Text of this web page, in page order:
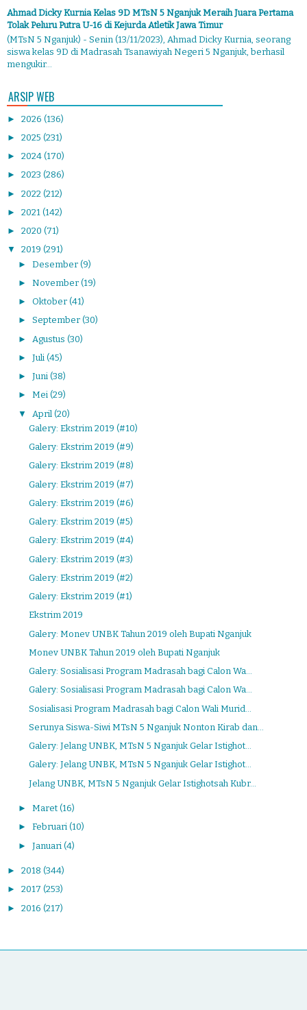
Ahmad Dicky Kurnia Kelas 9D MTsN 5 Nganjuk Meraih Juara Pertama
Tolak Peluru Putra U-16 di Kejurda Atletik Jawa Timur
(MTsN 5 Nganjuk) - Senin (13/11/2023), Ahmad Dicky Kurnia, seorang
siswa kelas 9D di Madrasah Tsanawiyah Negeri 5 Nganjuk, berhasil
mengukir...
ARSIP WEB
► 2026 (136)
► 2025 (231)
► 2024 (170)
► 2023 (286)
► 2022 (212)
► 2021 (142)
► 2020 (71)
▼ 2019 (291)
► Desember (9)
► November (19)
► Oktober (41)
► September (30)
► Agustus (30)
► Juli (45)
► Juni (38)
► Mei (29)
▼ April (20)
Galery: Ekstrim 2019 (#10)
Galery: Ekstrim 2019 (#9)
Galery: Ekstrim 2019 (#8)
Galery: Ekstrim 2019 (#7)
Galery: Ekstrim 2019 (#6)
Galery: Ekstrim 2019 (#5)
Galery: Ekstrim 2019 (#4)
Galery: Ekstrim 2019 (#3)
Galery: Ekstrim 2019 (#2)
Galery: Ekstrim 2019 (#1)
Ekstrim 2019
Galery: Monev UNBK Tahun 2019 oleh Bupati Nganjuk
Monev UNBK Tahun 2019 oleh Bupati Nganjuk
Galery: Sosialisasi Program Madrasah bagi Calon Wa...
Galery: Sosialisasi Program Madrasah bagi Calon Wa...
Sosialisasi Program Madrasah bagi Calon Wali Murid...
Serunya Siswa-Siwi MTsN 5 Nganjuk Nonton Kirab dan...
Galery: Jelang UNBK, MTsN 5 Nganjuk Gelar Istighot...
Galery: Jelang UNBK, MTsN 5 Nganjuk Gelar Istighot...
Jelang UNBK, MTsN 5 Nganjuk Gelar Istighotsah Kubr...
► Maret (16)
► Februari (10)
► Januari (4)
► 2018 (344)
► 2017 (253)
► 2016 (217)